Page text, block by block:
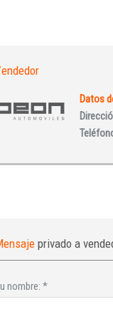
Datos
privado a
nombre: *